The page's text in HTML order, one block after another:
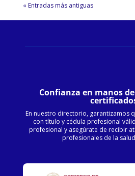
« Entradas más antiguas
Confianza en manos
En nuestro directorio, garantizamos
con título y cédula profesional
profesional y asegúrate de recibir
profesionales de la